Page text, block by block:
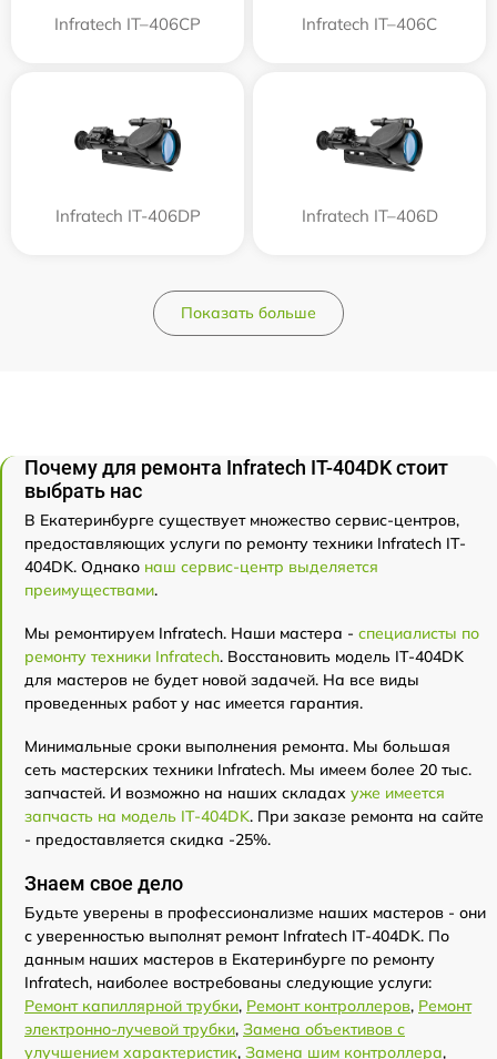
Infratech IT–406СP Infratech IT–406С
Infratech IT-406DP Infratech IT–406D
Показать больше
Почему для ремонта Infratech IT-404DK стоит
выбрать нас
В Екатеринбурге существует множество сервис-центров,
предоставляющих услуги по ремонту техники Infratech IT-
404DK. Однако наш сервис-центр выделяется
преимуществами.
Мы ремонтируем Infratech. Наши мастера - специалисты по
ремонту техники Infratech. Восстановить модель IT-404DK
для мастеров не будет новой задачей. На все виды
проведенных работ у нас имеется гарантия.
Минимальные сроки выполнения ремонта. Мы большая
сеть мастерских техники Infratech. Мы имеем более 20 тыс.
запчастей. И возможно на наших складах уже имеется
запчасть на модель IT-404DK. При заказе ремонта на сайте
- предоставляется скидка -25%.
Знаем свое дело
Будьте уверены в профессионализме наших мастеров - они
с уверенностью выполнят ремонт Infratech IT-404DK. По
данным наших мастеров в Екатеринбурге по ремонту
Infratech, наиболее востребованы следующие услуги:
Ремонт капиллярной трубки, Ремонт контроллеров, Ремонт
электронно-лучевой трубки, Замена объективов с
улучшением характеристик, Замена шим контроллера,